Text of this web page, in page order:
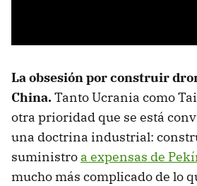
La obsesión por construir
China.Tanto Ucrania como
otra prioridad que se está
una doctrina industrial:
suministro a expensas de
mucho más complicado de lo